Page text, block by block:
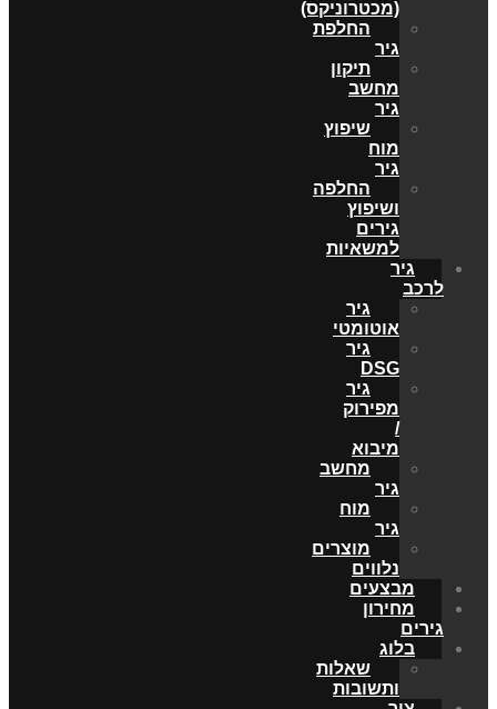
(מכטרוניקס)
החלפת
גיר
תיקון
מחשב
גיר
שיפוץ
מוח
גיר
החלפה
ושיפוץ
גירים
למשאיות
גיר
לרכב
גיר
אוטומטי
גיר
DSG
גיר
מפירוק
/
מיבוא
מחשב
גיר
מוח
גיר
מוצרים
נלווים
מבצעים
מחירון
גירים
בלוג
שאלות
ותשובות